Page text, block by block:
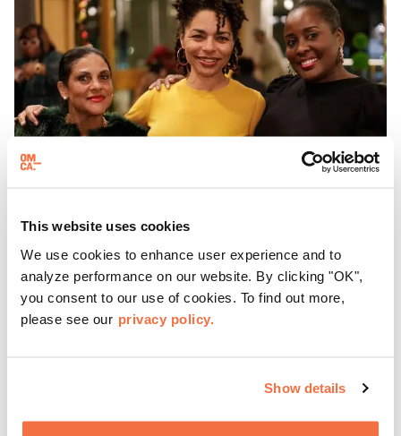
This website uses cookies
We use cookies to enhance user experience and to
analyze performance on our website. By clicking "OK",
you consent to our use of cookies. To find out more,
please see our privacy policy.
Show details
HORARIO DE TARDE
Jueves en el OMCA
el Town Fare Cafe, del chef Michele McQueen, donde
Más información